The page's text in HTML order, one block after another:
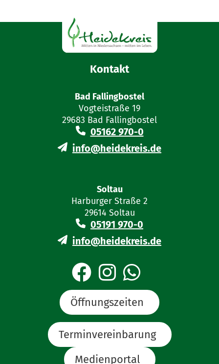
Kontakt
Bad Fallingbostel
Vogteistraße 19
29683 Bad Fallingbostel
05162 970-0
info@heidekreis.de
Soltau
Harburger Straße 2
29614 Soltau
05191 970-0
info@heidekreis.de
Öffnungszeiten
Terminvereinbarung
Medienportal